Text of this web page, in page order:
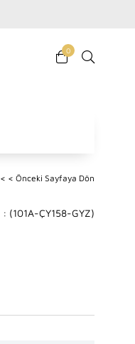
0
< < Önceki Sayfaya Dön
(101A-ÇY158-GYZ)